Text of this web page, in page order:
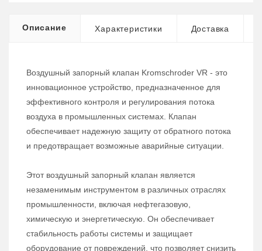
Описание Характеристики Доставка
Воздушный запорный клапан Kromschroder VR - это
инновационное устройство, предназначенное для
эффективного контроля и регулирования потока
воздуха в промышленных системах. Клапан
обеспечивает надежную защиту от обратного потока
и предотвращает возможные аварийные ситуации.
Этот воздушный запорный клапан является
незаменимым инструментом в различных отраслях
промышленности, включая нефтегазовую,
химическую и энергетическую. Он обеспечивает
стабильность работы системы и защищает
оборудование от повреждений, что позволяет снизить